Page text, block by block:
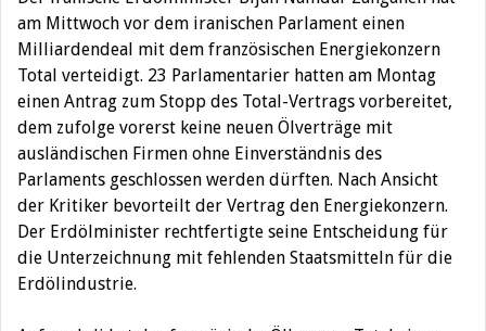
am Mittwoch vor dem iranischen Parlament einen
Milliardendeal mit dem französischen Energiekonzern
Total verteidigt. 23 Parlamentarier hatten am Montag
einen Antrag zum Stopp des Total-Vertrags vorbereitet,
dem zufolge vorerst keine neuen Ölverträge mit
ausländischen Firmen ohne Einverständnis des
Parlaments geschlossen werden dürften. Nach Ansicht
der Kritiker bevorteilt der Vertrag den Energiekonzern.
Der Erdölminister rechtfertigte seine Entscheidung für
die Unterzeichnung mit fehlenden Staatsmitteln für die
Erdölindustrie.